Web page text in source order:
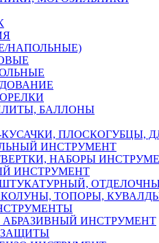
НАПОЛЬНЫЕ)
БАЛЛОНЫ
КУСАЧКИ, ПЛОСКОГУБЦЫ,
ИНСТРУМЕНТ
НАБОРЫ
ИНСТРУМЕНТ
ТОПОРЫ,
ИНСТРУМЕНТ
ЗАЩИТЫ